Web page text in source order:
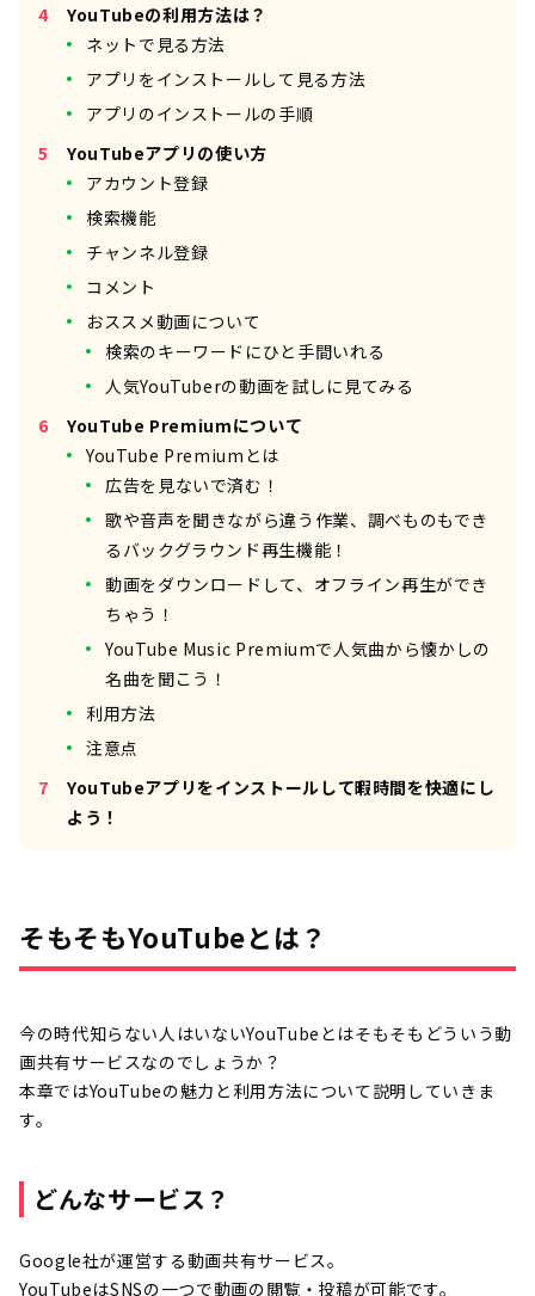
YouTubeの利用方法は？
ネットで見る方法
アプリをインストールして見る方法
アプリのインストールの手順
YouTubeアプリの使い方
アカウント登録
検索機能
チャンネル登録
コメント
おススメ動画について
検索のキーワードにひと手間いれる
人気YouTuberの動画を試しに見てみる
YouTube Premiumについて
YouTube Premiumとは
広告を見ないで済む！
歌や音声を聞きながら違う作業、調べものもでき
るバックグラウンド再生機能！
動画をダウンロードして、オフライン再生ができ
ちゃう！
YouTube Music Premiumで人気曲から懐かしの
名曲を聞こう！
利用方法
注意点
YouTubeアプリをインストールして暇時間を快適にし
よう！
そもそもYouTubeとは？
今の時代知らない人はいないYouTubeとはそもそもどういう動
画共有サービスなのでしょうか？
本章ではYouTubeの魅力と利用方法について説明していきま
す。
どんなサービス？
Google社が運営する動画共有サービス。
YouTubeはSNSの一つで動画の閲覧・投稿が可能です。